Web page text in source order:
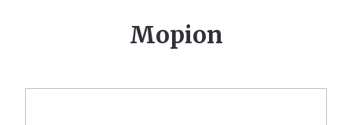
Mopion